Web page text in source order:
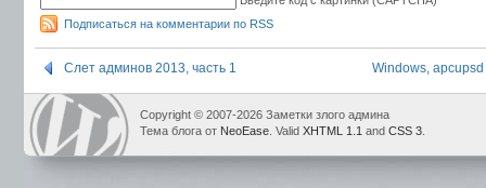
Подписаться на комментарии по RSS
Слет админов 2013, часть 1 Windows, apcupsd
Copyright © 2007-2026 Заметки злого админа
Тема блога от NeoEase . Valid XHTML 1.1 and CSS 3